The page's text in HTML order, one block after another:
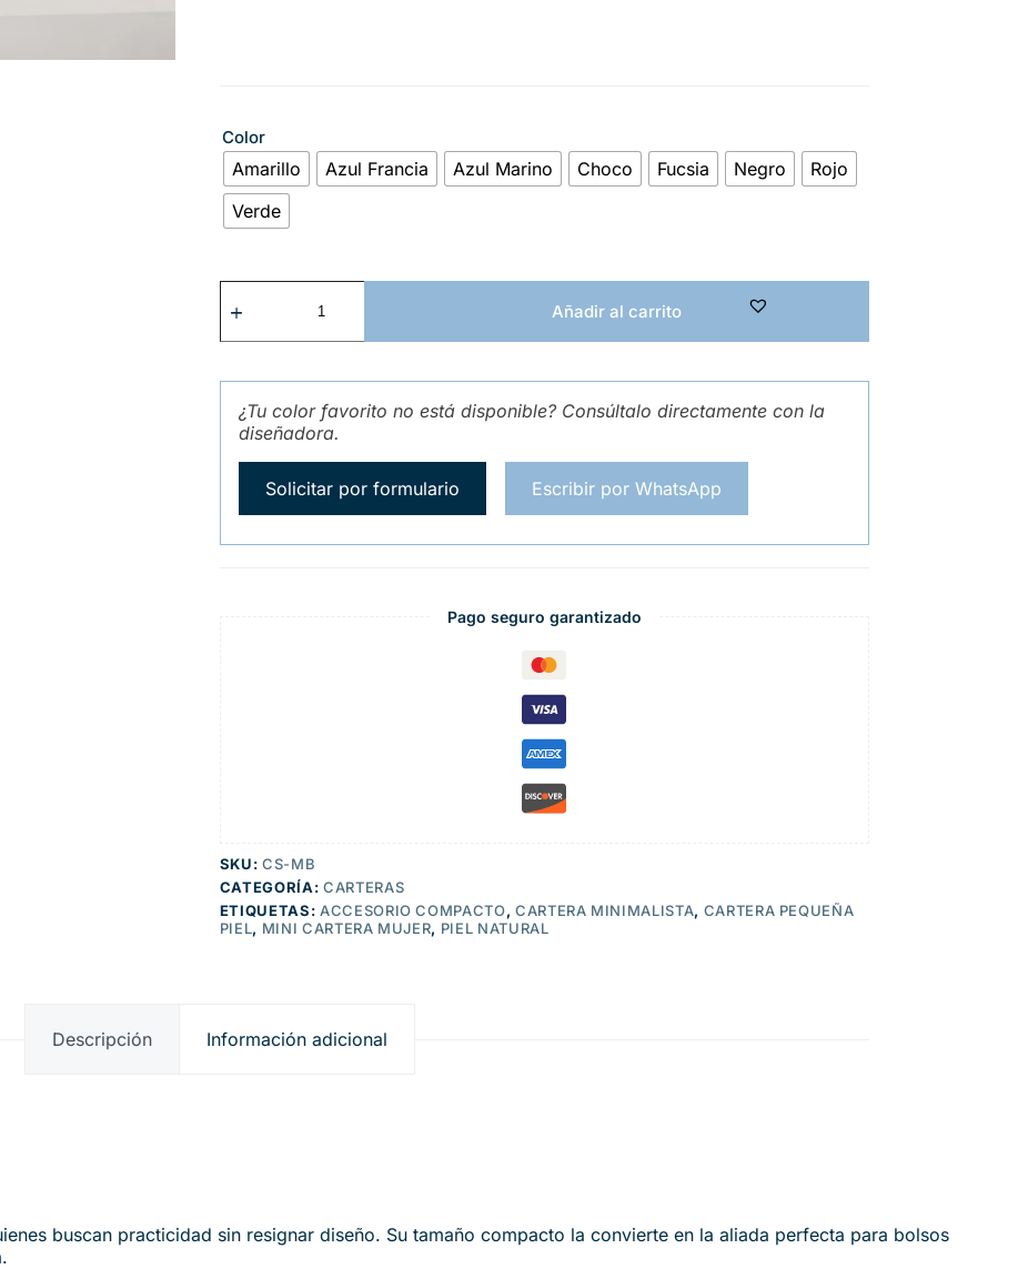
Color
Amarillo Azul Francia Azul Marino Choco Fucsia Negro
Rojo
Verde
Añadir al carrito
¿Tu color favorito no está disponible? Consúltalo directamente con la
diseñadora.
Solicitar por formulario Escribir por WhatsApp
Pago seguro garantizado
SKU:CS-MB
CATEGORÍA: CARTERAS
ETIQUETAS: ACCESORIO COMPACTO, CARTERA MINIMALISTA, CARTERA PEQUEÑA
PIEL, MINI CARTERA MUJER, PIEL NATURAL
Descripción Información adicional
buscan practicidad sin resignar diseño. Su tamaño compacto la convierte en la aliada perfecta para bolsos